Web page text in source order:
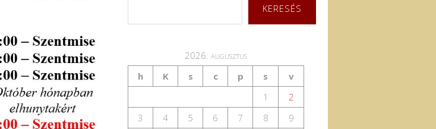
KERESÉS
2026. augusztus
h
K s c p s
v
1
2
3
4 5 6 7 8
9